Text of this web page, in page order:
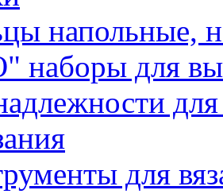
напольные,
наборы для
для